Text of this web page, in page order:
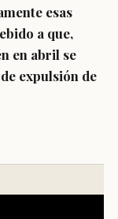
esas
a que,
en abril se
expulsión de